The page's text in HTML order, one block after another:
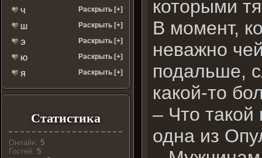
Ч Раскрыть [+]
Ш Раскрыть [+]
Э Раскрыть [+]
Ю Раскрыть [+]
Я Раскрыть [+]
Статистика
Онлайн: 5
Гостей: 5
которыми
В момент,
неважно
подальше,
какой-то
– Что
одна из